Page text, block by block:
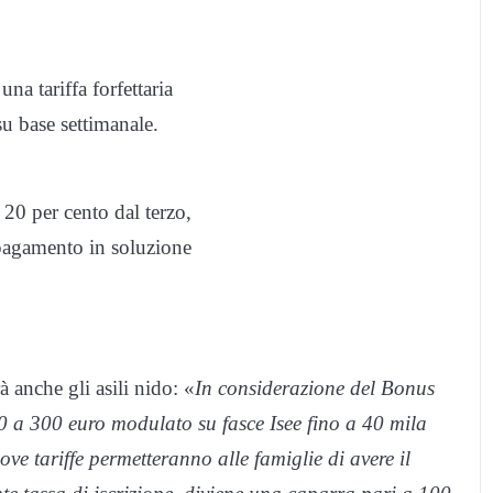
tariffa forfettaria
base settimanale.
per cento dal terzo,
in soluzione
anche gli asili nido: «In considerazione del Bonus
300 euro modulato su fasce Isee fino a 40 mila
tariffe permetteranno alle famiglie di avere il